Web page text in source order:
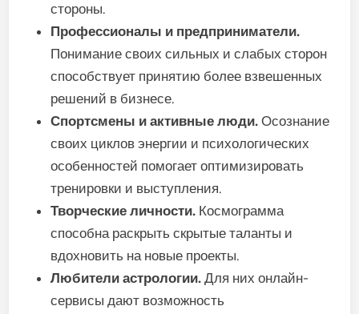
стороны.
Профессионалы и предприниматели.
Понимание своих сильных и слабых сторон
способствует принятию более взвешенных
решений в бизнесе.
Спортсмены и активные люди. Осознание
своих циклов энергии и психологических
особенностей помогает оптимизировать
тренировки и выступления.
Творческие личности. Космограмма
способна раскрыть скрытые таланты и
вдохновить на новые проекты.
Любители астрологии. Для них онлайн-
сервисы дают возможность